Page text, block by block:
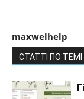
maxwelhelp
СТАТТІ ПО ТЕМІ